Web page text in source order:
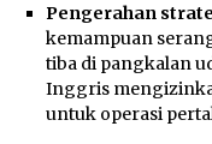
Pengerahan
kemampuan
tiba di pangkalan
Inggris
untuk operasi